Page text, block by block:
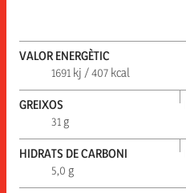
VALOR ENERGÈTIC
1691 kj / 407 kcal
GREIXOS
31 g
HIDRATS DE CARBONI
5,0 g